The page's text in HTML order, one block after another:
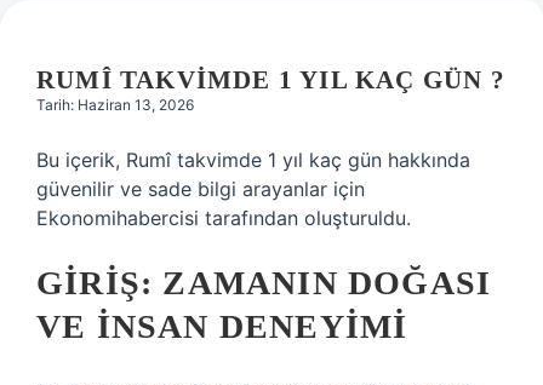
Hakkımızda
RUMÎ TAKVIMDE 1 YIL KAÇ GÜN ?
Tarih: Haziran 13, 2026
Bu içerik, Rumî takvimde 1 yıl kaç gün hakkında
güvenilir ve sade bilgi arayanlar için
Ekonomihabercisi tarafından oluşturuldu.
GIRIŞ: ZAMANIN DOĞASI
VE İNSAN DENEYIMI